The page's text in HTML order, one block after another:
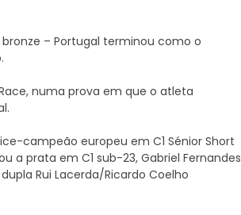
– Portugal terminou como o
numa prova em que o atleta
campeão europeu em C1 Sénior Short
a prata em C1 sub-23, Gabriel Fernandes
Rui Lacerda/Ricardo Coelho